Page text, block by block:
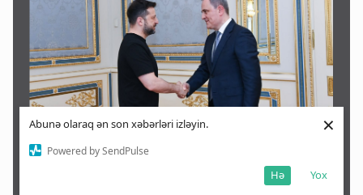
Abunə olaraq ən son xəbərləri izləyin.
Powered by SendPulse
Yox
Hə
×
Zelenski buna görə İlham Əliyevə təşəkkür etdi -